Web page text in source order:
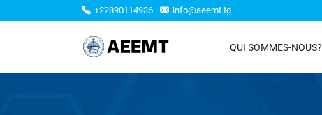
+22890114936 info@aeemt.tg
QUI SOMMES-NOUS?